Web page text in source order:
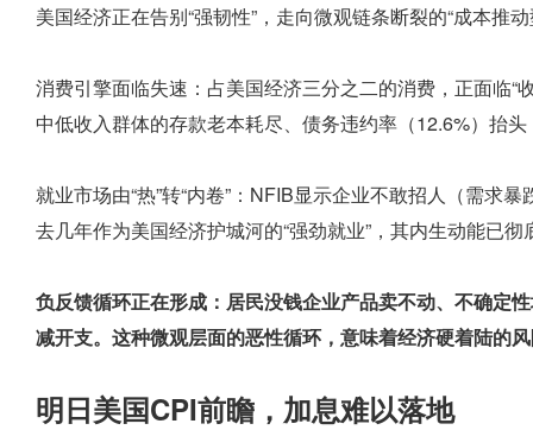
美国经济正在告别“强韧性”，走向微观链条断裂的“成本推
消费引擎面临失速：占美国经济三分之二的消费，正面临
中低收入群体的存款老本耗尽、债务违约率（12.6%）抬
就业市场由“热”转“内卷”：NFIB显示企业不敢招人（需求
去几年作为美国经济护城河的“强劲就业”，其内生动能已彻
负反馈循环正在形成：居民没钱企业产品卖不动、不确定
减开支。这种微观层面的恶性循环，意味着经济硬着陆的
明日美国CPI前瞻，加息难以落地